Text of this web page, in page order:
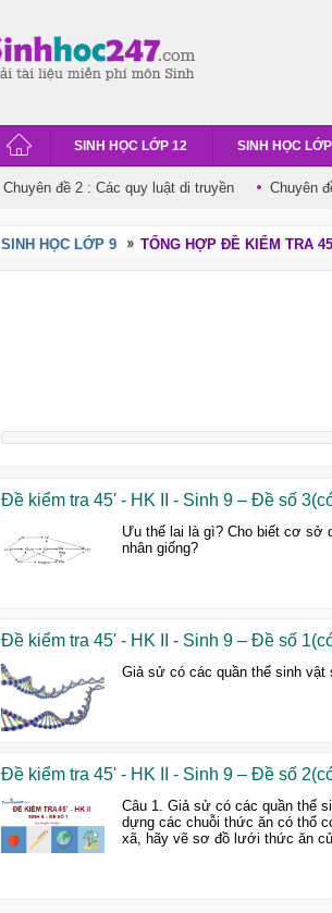
SINH HỌC LỚP 12 SINH HỌC
Chuyên đề 2 : Các quy luật di truyền Chuyên
SINH HỌC LỚP 9 TỔNG HỢP ĐỀ KIỂM TRA
Đề kiểm tra 45' - HK II - Sinh 9 – Đề số
Ưu thế lai là gì? Cho biết cơ sở
nhân giống?
Đề kiểm tra 45' - HK II - Sinh 9 – Đề số
Giả sử có các quần thể sinh vật
Đề kiểm tra 45' - HK II - Sinh 9 – Đề số
Câu 1. Giả sử có các quần thể
dựng các chuỗi thức ăn có thổ
xã, hãy vẽ sơ đồ lưới thức ăn